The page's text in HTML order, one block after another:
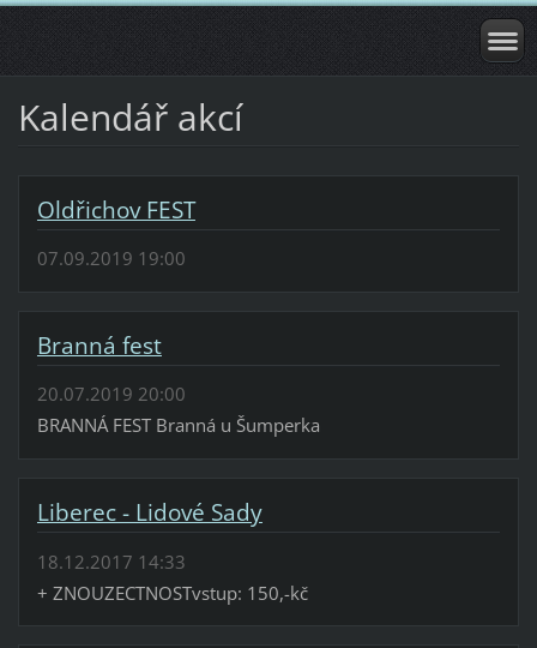
Kalendář akcí
Oldřichov FEST
07.09.2019 19:00
Branná fest
20.07.2019 20:00
BRANNÁ FEST Branná u Šumperka
Liberec - Lidové Sady
18.12.2017 14:33
+ ZNOUZECTNOSTvstup: 150,-kč